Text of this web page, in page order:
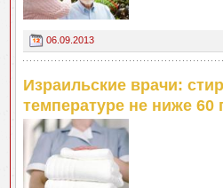
06.09.2013
Израильские врачи:
температуре не ниже 60